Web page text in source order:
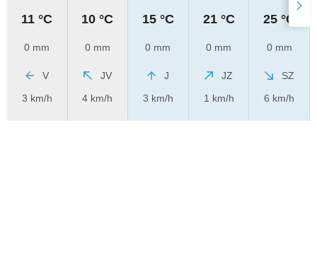
11 °C
0 mm
V
3 km/h
10 °C
0 mm
JV
4 km/h
15 °C
0 mm
J
3 km/h
21 °C
0 mm
JZ
1 km/h
25 °C
0 mm
SZ
6 km/h